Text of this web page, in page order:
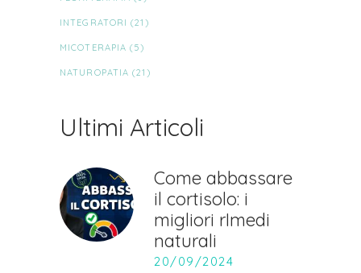
INTEGRATORI (21)
MICOTERAPIA (5)
NATUROPATIA (21)
Ultimi Articoli
Come abbassare
il cortisolo: i
migliori rImedi
naturali
20/09/2024